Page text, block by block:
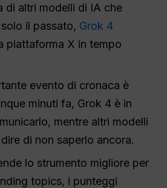
di altri modelli di IA che
il passato, Grok 4
piattaforma X in tempo
evento di cronaca è
minuti fa, Grok 4 è in
mentre altri modelli
di non saperlo ancora.
lo strumento migliore per
topics, i punteggi